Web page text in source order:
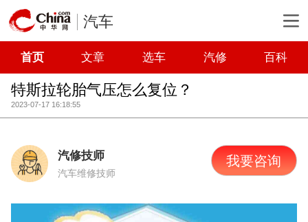
汽车
首页 文章 选车 汽修 百科
特斯拉轮胎气压怎么复位？
2023-07-17 16:18:55
汽修技师
汽车维修技师
我要咨询